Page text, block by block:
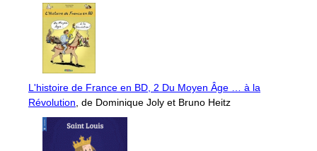
L'histoire de France en BD, 2 Du Moyen Âge … à la
Révolution, de Dominique Joly et Bruno Heitz